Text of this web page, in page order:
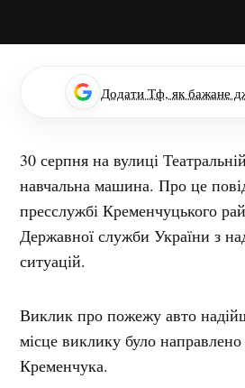
Додати Тф, як бажане
30 серпня на вулиці
навчальна машина. Про це
пресслужбі Кременчуцького
Державної служби України з
ситуацій.
Виклик про пожежу авто
місце виклику було
Кременчука.